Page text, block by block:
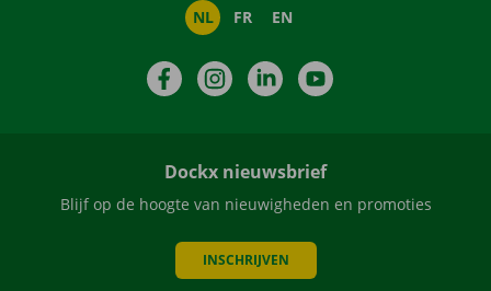
NL FR EN
FacebookInstagramLinkedIn
Dockx nieuwsbrief
Blijf op de hoogte van nieuwigheden en promoties
INSCHRIJVEN